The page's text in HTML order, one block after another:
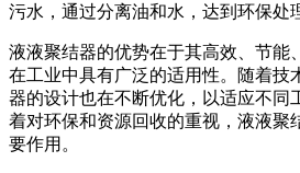
污水，通过分离油和水，达到环保处
液液聚结器的优势在于其高效、节能
在工业中具有广泛的适用性。随着技
器的设计也在不断优化，以适应不同
着对环保和资源回收的重视，液液聚
要作用。